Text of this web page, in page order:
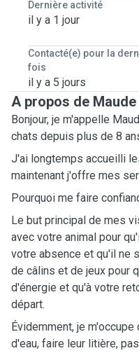
Dernière activité
il y a 1 jour
Contacté(e) pour la
fois
il y a 5 jours
A propos de Maude
Bonjour, je m'appelle
chats depuis plus de 8
J'ai longtemps accueilli
maintenant j'offre mes
Pourquoi me faire
Le but principal de mes
avec votre animal pour
votre absence et qu'il ne
de câlins et de jeux pour
d'énergie et qu'à votre
départ.
Évidemment, je
d'eau, faire leur litière,